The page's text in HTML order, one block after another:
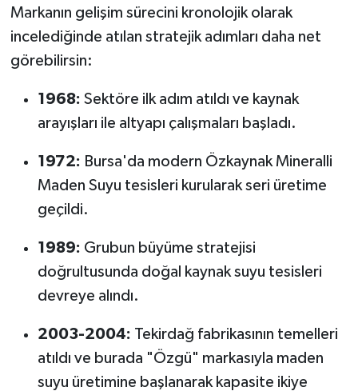
Markanın gelişim sürecini kronolojik olarak
incelediğinde atılan stratejik adımları daha net
görebilirsin:
1968: Sektöre ilk adım atıldı ve kaynak
arayışları ile altyapı çalışmaları başladı.
1972: Bursa'da modern Özkaynak Mineralli
Maden Suyu tesisleri kurularak seri üretime
geçildi.
1989: Grubun büyüme stratejisi
doğrultusunda doğal kaynak suyu tesisleri
devreye alındı.
2003-2004: Tekirdağ fabrikasının temelleri
atıldı ve burada "Özgü" markasıyla maden
suyu üretimine başlanarak kapasite ikiye